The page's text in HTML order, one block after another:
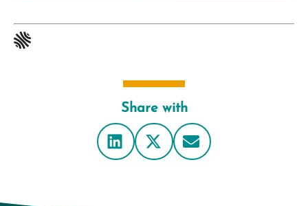
Share with